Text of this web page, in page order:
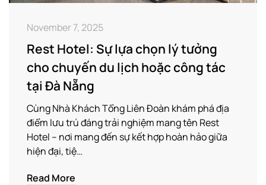
November 7, 2025
Rest Hotel: Sự lựa chọn lý tưởng
cho chuyến du lịch hoặc công tác
tại Đà Nẵng
Cùng Nhà Khách Tổng Liên Đoàn khám phá địa
điểm lưu trú đáng trải nghiệm mang tên Rest
Hotel – nơi mang đến sự kết hợp hoàn hảo giữa
hiện đại, tiệ…
Read More